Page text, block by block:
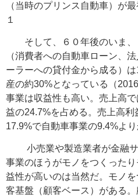
（当時のプリンス自動車）が
１
そして、６０年後のいま、
（消費者への自動車ローン、
ーラーへの貸付金から成る）
産の約30%となっている（
事業は収益性も高い。売上高
益の24.7%を占める。売上高
17.9%で自動車事業の9.4%より
小売業や製造業者が金融サ
事業のほうがモノをつくった
益性が高いのは当然だ。モノ
客基盤（顧客ベース）がある